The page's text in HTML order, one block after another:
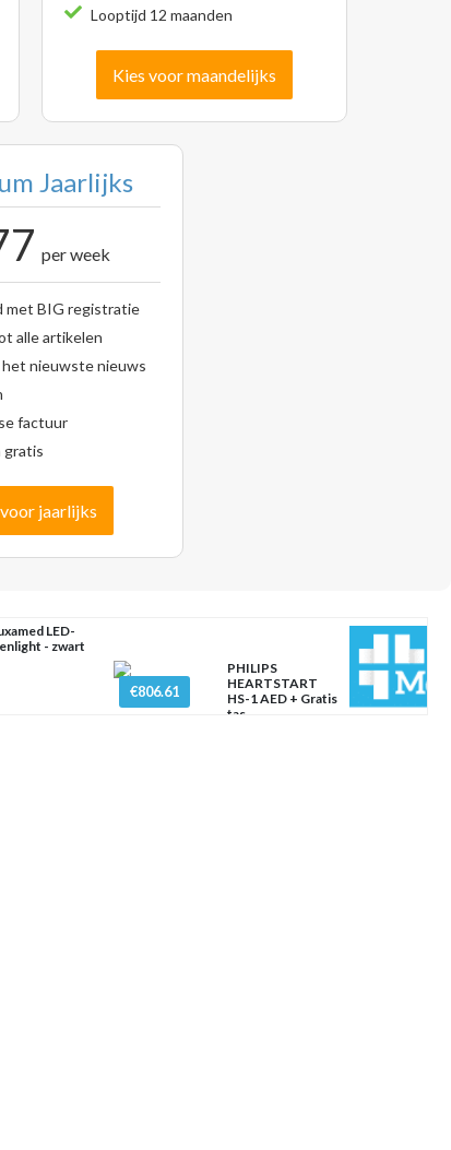
Looptijd 12 maanden
Kies voor maandelijks
Jaarlijks
per week
met BIG registratie
alle artikelen
het nieuwste nieuws
factuur
gratis
jaarlijks
LED-
- zwart
€806.61
PHILIPS
HEARTSTART
HS-1 AED + Gratis
tas